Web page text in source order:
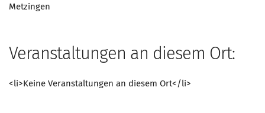
Wer wir sind
Metzingen
Veranstaltungen an diesem Ort:
<li>Keine Veranstaltungen an diesem Ort</li>